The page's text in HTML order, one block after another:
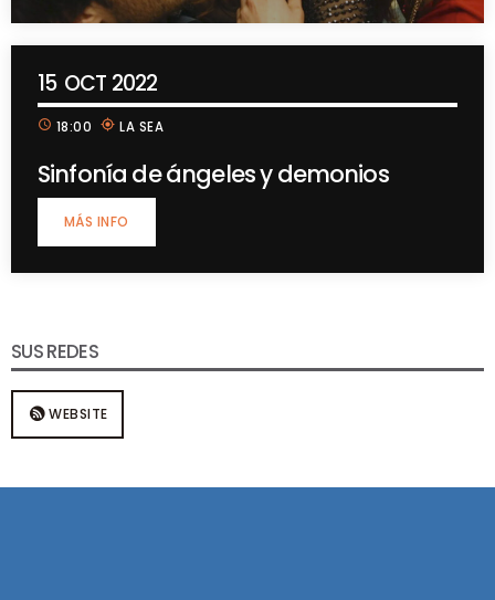
15 OCT 2022
schedule 18:00 my_location LA SEA
Sinfonía de ángeles y demonios
MÁS INFO
SUS REDES
WEBSITE